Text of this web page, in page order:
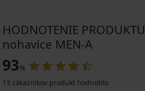
HODNOTENIE
nohavice MEN-A
93%
13 zákazníkov produkt hodnotilo